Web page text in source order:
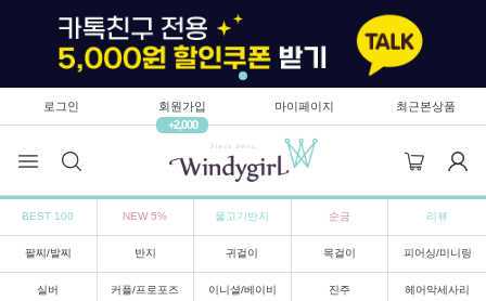
로그인
회원가입
+2,000
마이페이지 최근본상품
BEST 100 NEW 5% 물고기반지 순금 리뷰
팔찌/발찌 반지 귀걸이 목걸이 피어싱/미니링
실버 커플/프로포즈 이니셜/베이비 진주 헤어악세사리